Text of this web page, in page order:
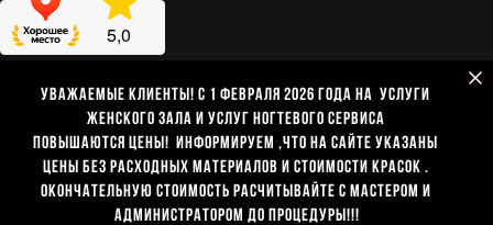
Уважаемые клиенты! С 1 февраля 2026 года на услуги
женского зала и услуг ногтевого сервиса
повышаются цены! информируем ,что на сайте указаны
цены без расходных материалов И стоимости красок .
окончательную стоимость расчитывайте с мастером и
администратором до процедуры!!!